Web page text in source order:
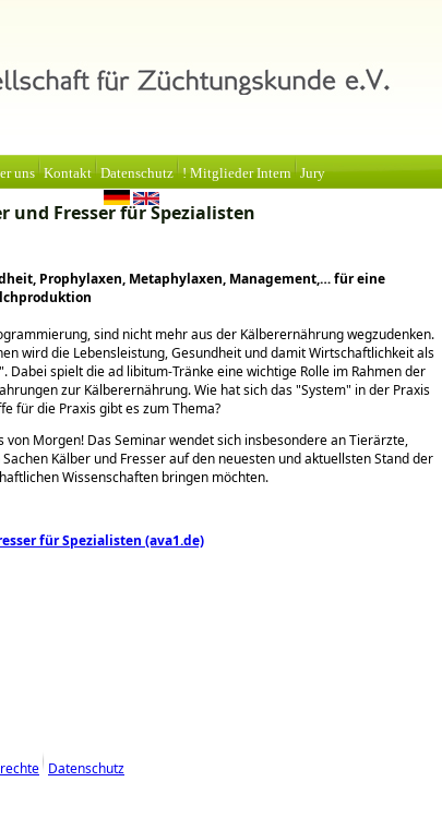
uns Kontakt Datenschutz ! Mitglieder Intern Jury
und Fresser für Spezialisten
Prophylaxen, Metaphylaxen, Management,… für eine
sind nicht mehr aus der Kälberernährung wegzudenken.
wird die Lebensleistung, Gesundheit und damit Wirtschaftlichkeit als
. Dabei spielt die ad libitum-Tränke eine wichtige Rolle im Rahmen der
zur Kälberernährung. Wie hat sich das System in der Praxis
für die Praxis gibt es zum Thema?
von Morgen! Das Seminar wendet sich insbesondere an Tierärzte,
Kälber und Fresser auf den neuesten und aktuellsten Stand der
Wissenschaften bringen möchten.
für Spezialisten (ava1.de)
Datenschutz